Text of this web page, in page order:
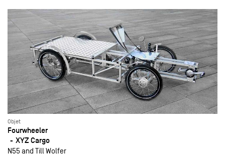
Objet
Fourwheeler
XYZ Cargo
N55 and Till Wolfer